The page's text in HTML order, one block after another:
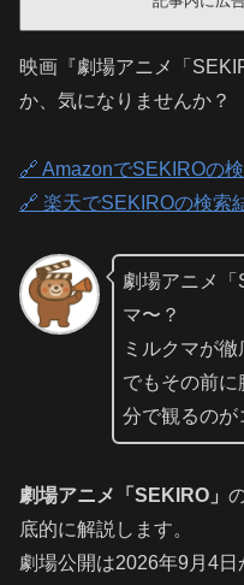
映画『劇場アニメ「
か、気になりませんか？
🔗 AmazonでSEKIROの
🔗 楽天でSEKIROの検索
劇場アニメ「
マ〜？
ミルクマが徹
でもその前に
分で観るのが
劇場アニメ「SEKIRO」
底的に解説します。
劇場公開は2026年9月4